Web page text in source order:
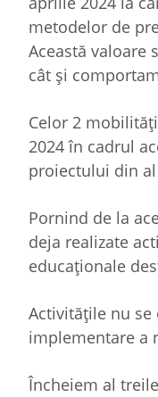
metodelor de
Această valoare
cât și
Celor 2
2024 în cadrul
proiectului din
Pornind de la
deja realizate
educaționale
Activitățile nu
implementare a
Încheiem al